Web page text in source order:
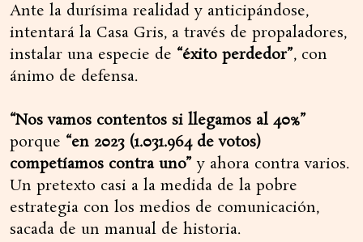
Ante la durísima realidad y anticipándose,
intentará la Casa Gris, a través de propaladores,
instalar una especie de “éxito perdedor”, con
ánimo de defensa.
“Nos vamos contentos si llegamos al 40%”
porque “en 2023 (1.031.964 de votos)
competíamos contra uno”y ahora contra varios.
Un pretexto casi a la medida de la pobre
estrategia con los medios de comunicación,
sacada de un manual de historia.